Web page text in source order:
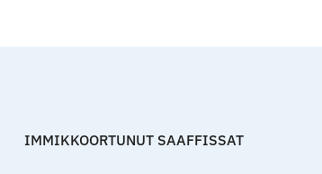
IMMIKKOORTUNUT SAAFFISSAT